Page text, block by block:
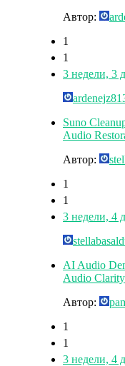
Автор:
1
1
3 недели, 3
Suno
Audio
Автор:
1
1
3 недели, 4
AI Audio
Audio Clarity
Автор:
1
1
3 недели, 4